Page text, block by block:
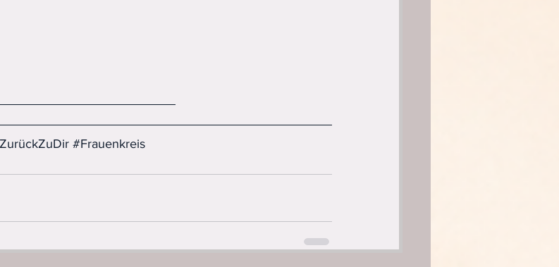
#Frauenkreis